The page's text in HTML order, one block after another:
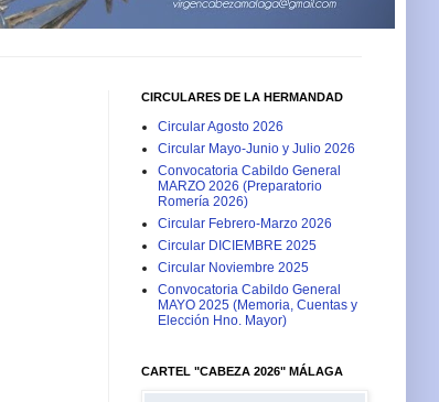
CIRCULARES DE LA HERMANDAD
Circular Agosto 2026
Circular Mayo-Junio y Julio 2026
Convocatoria Cabildo General
MARZO 2026 (Preparatorio
Romería 2026)
Circular Febrero-Marzo 2026
Circular DICIEMBRE 2025
Circular Noviembre 2025
Convocatoria Cabildo General
MAYO 2025 (Memoria, Cuentas y
Elección Hno. Mayor)
CARTEL "CABEZA 2026" MÁLAGA